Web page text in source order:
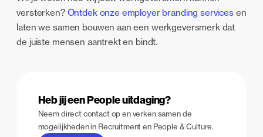
versterken? Ontdek onze employer branding servicesen
laten we samen bouwen aan een werkgeversmerk dat
de juiste mensen aantrekt en bindt.
Heb jij een People uitdaging?
Neem direct contact op en verken samen de
mogelijkheden in Recruitment en People & Culture.